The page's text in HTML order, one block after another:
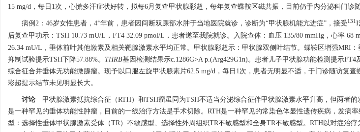
15 mg/d，每日1次，心慌多汗症状好转，拟每6月复查甲状腺彩超，每年复查蝶鞍区磁共振，目前仍于内分泌科门诊随
病例2：46岁女性患者，4+年前，患者因间断双踝部水肿于当地医院就诊，诊断为“甲状腺机能亢进症”，接受131I
后复查甲功示：TSH 10.73 mU/L，FT4 32.09 pmol/L，患者遂至我院就诊。入院查体：血压 135/80 mmHg，心率 68
26.34 mU/L，垂体前叶其他激素及相关靶腺激素水平均正常。甲状腺彩超示：甲状腺双侧叶结节。蝶鞍区增强MRI
抑制试验提示TSH下降57.88%。 THRB基因检测结果示c.1286G>A p.(Arg429G1n)。患者儿子甲状腺功能检测提示
综合征合并垂体无功能微腺瘤。现予以口服左旋甲状腺素片62.5 mg/d，每日1次，患者无明显不适，于门诊随访复
彩超提示结节未见明显长大。
讨论 甲状腺激素抵抗综合征（RTH）和TSH瘤虽同为TSH不适当分泌综合征伴甲状腺激素水平升高，但两者
是一种罕见的垂体功能性肿瘤，目前的一线治疗方法是手术切除。RTH是一种罕见的常染色体显性遗传疾病，发病
型：选择性垂体甲状腺激素受体（TR）不敏感型、选择性外周组织TR不敏感型和全身TR不敏感型。RTH以对症治